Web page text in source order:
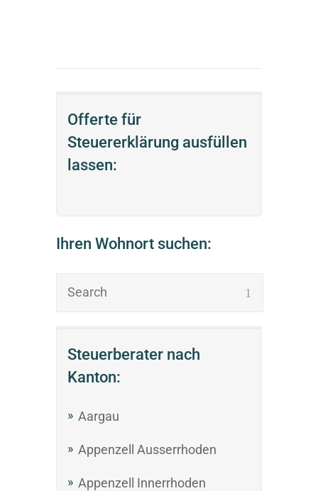
Offerte für
Steuererklärung ausfüllen
lassen:
Ihren Wohnort suchen:
Steuerberater nach
Kanton:
Aargau
Appenzell Ausserrhoden
Appenzell Innerrhoden